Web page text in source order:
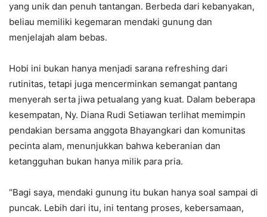
yang unik dan penuh tantangan. Berbeda dari kebanyakan,
beliau memiliki kegemaran mendaki gunung dan
menjelajah alam bebas.
Hobi ini bukan hanya menjadi sarana refreshing dari
rutinitas, tetapi juga mencerminkan semangat pantang
menyerah serta jiwa petualang yang kuat. Dalam beberapa
kesempatan, Ny. Diana Rudi Setiawan terlihat memimpin
pendakian bersama anggota Bhayangkari dan komunitas
pecinta alam, menunjukkan bahwa keberanian dan
ketangguhan bukan hanya milik para pria.
“Bagi saya, mendaki gunung itu bukan hanya soal sampai di
puncak. Lebih dari itu, ini tentang proses, kebersamaan,